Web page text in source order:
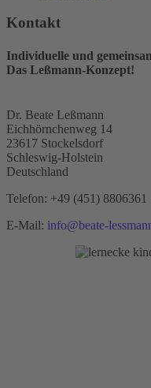
Kontakt
Individuelle und
Das Leßmann-Konzept!
Dr. Beate Leßmann
Eichhörnchenweg 14
23617 Stockelsdorf
Schleswig-Holstein
Deutschland
Telefon: +49 (451) 8806361
E-Mail: info@beate-